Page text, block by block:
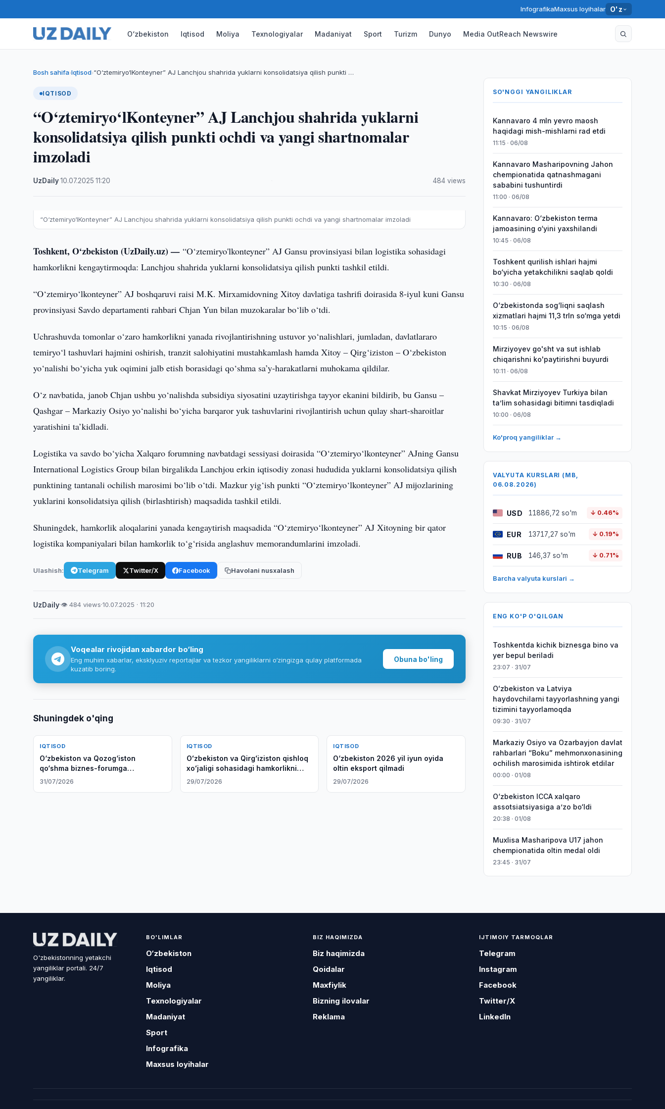
InfografikaMaxsus loyihalar O'z
O‘zbekiston Iqtisod Moliya Texnologiyalar Madaniyat Sport Turizm Dunyo Media OutReach Newswire
Bosh sahifa›Iqtisod›“O‘ztemiryo‘lKonteyner” AJ Lanchjou shahrida yuklarni konsolidatsiya qilish punkti …
IQTISOD
“O‘ztemiryo‘lKonteyner” AJ Lanchjou shahrida yuklarni
konsolidatsiya qilish punkti ochdi va yangi shartnomalar
imzoladi
UzDaily·10.07.2025 ·11:20 484 views
“O‘ztemiryo‘lKonteyner” AJ Lanchjou shahrida yuklarni konsolidatsiya qilish punkti ochdi va yangi shartnomalar imzoladi
Toshkent, O‘zbekiston (UzDaily.uz) —“O‘ztemiryo'lkonteyner” AJ Gansu provinsiyasi bilan logistika sohasidagi
hamkorlikni kengaytirmoqda: Lanchjou shahrida yuklarni konsolidatsiya qilish punkti tashkil etildi.
“O‘ztemiryo‘lkonteyner” AJ boshqaruvi raisi M.K. Mirxamidovning Xitoy davlatiga tashrifi doirasida 8-iyul kuni Gansu
provinsiyasi Savdo departamenti rahbari Chjan Yun bilan muzokaralar bo‘lib o‘tdi.
Uchrashuvda tomonlar o‘zaro hamkorlikni yanada rivojlantirishning ustuvor yo‘nalishlari, jumladan, davlatlararo
temiryo‘l tashuvlari hajmini oshirish, tranzit salohiyatini mustahkamlash hamda Xitoy – Qirg‘iziston – O‘zbekiston
yo‘nalishi bo‘yicha yuk oqimini jalb etish borasidagi qo‘shma sa’y-harakatlarni muhokama qildilar.
O‘z navbatida, janob Chjan ushbu yo‘nalishda subsidiya siyosatini uzaytirishga tayyor ekanini bildirib, bu Gansu –
Qashgar – Markaziy Osiyo yo‘nalishi bo‘yicha barqaror yuk tashuvlarini rivojlantirish uchun qulay shart-sharoitlar
yaratishini ta’kidladi.
Logistika va savdo bo‘yicha Xalqaro forumning navbatdagi sessiyasi doirasida “O‘ztemiryo‘lkonteyner” AJning Gansu
International Logistics Group bilan birgalikda Lanchjou erkin iqtisodiy zonasi hududida yuklarni konsolidatsiya qilish
punktining tantanali ochilish marosimi bo‘lib o‘tdi. Mazkur yig‘ish punkti “O‘ztemiryo‘lkonteyner” AJ mijozlarining
yuklarini konsolidatsiya qilish (birlashtirish) maqsadida tashkil etildi.
Shuningdek, hamkorlik aloqalarini yanada kengaytirish maqsadida “O‘ztemiryo‘lkonteyner” AJ Xitoyning bir qator
logistika kompaniyalari bilan hamkorlik to‘g‘risida anglashuv memorandumlarini imzoladi.
Ulashish: Telegram Twitter/X Facebook Havolani nusxalash
UzDaily·👁 484 views·10.07.2025 · 11:20
Voqealar rivojidan xabardor bo‘ling
Eng muhim xabarlar, eksklyuziv reportajlar va tezkor yangiliklarni o‘zingizga qulay platformada
kuzatib boring.
Obuna bo'ling
Shuningdek o'qing
IQTISOD
O‘zbekiston va Qozog‘iston
qo‘shma biznes-forumga
tayyorgarlik ko‘rmoqda
31/07/2026
IQTISOD
Oʻzbekiston va Qirgʻiziston qishloq
xoʻjaligi sohasidagi hamkorlikni
kengaytirmoqda
29/07/2026
IQTISOD
O‘zbekiston 2026 yil iyun oyida
oltin eksport qilmadi
29/07/2026
SO'NGGI YANGILIKLAR
Kannavaro 4 mln yevro maosh
haqidagi mish-mishlarni rad etdi
11:15 · 06/08
Kannavaro Masharipovning Jahon
chempionatida qatnashmagani
sababini tushuntirdi
11:00 · 06/08
Kannavaro: O‘zbekiston terma
jamoasining o‘yini yaxshilandi
10:45 · 06/08
Toshkent qurilish ishlari hajmi
bo‘yicha yetakchilikni saqlab qoldi
10:30 · 06/08
O‘zbekistonda sog‘liqni saqlash
xizmatlari hajmi 11,3 trln so‘mga yetdi
10:15 · 06/08
Mirziyoyev go'sht va sut ishlab
chiqarishni ko'paytirishni buyurdi
10:11 · 06/08
Shavkat Mirziyoyev Turkiya bilan
taʼlim sohasidagi bitimni tasdiqladi
10:00 · 06/08
Ko'proq yangiliklar →
VALYUTA KURSLARI (MB,
06.08.2026)
USD 11886,72 so'm ↓ 0.46%
EUR 13717,27 so'm ↓ 0.19%
RUB 146,37 so'm ↓ 0.71%
Barcha valyuta kurslari →
ENG KO'P O'QILGAN
Toshkentda kichik biznesga bino va
yer bepul beriladi
23:07 · 31/07
Oʻzbekiston va Latviya
haydovchilarni tayyorlashning yangi
tizimini tayyorlamoqda
09:30 · 31/07
Markaziy Osiyo va Ozarbayjon davlat
rahbarlari “Boku” mehmonxonasining
ochilish marosimida ishtirok etdilar
00:00 · 01/08
O‘zbekiston ICCA xalqaro
assotsiatsiyasiga aʼzo bo‘ldi
20:38 · 01/08
Muxlisa Masharipova U17 jahon
chempionatida oltin medal oldi
23:45 · 31/07
O'zbekistonning yetakchi
yangiliklar portali. 24/7
yangiliklar.
BO'LIMLAR
O‘zbekiston
Iqtisod
Moliya
Texnologiyalar
Madaniyat
Sport
Infografika
Maxsus loyihalar
BIZ HAQIMIZDA
Biz haqimizda
Qoidalar
Maxfiylik
Bizning ilovalar
Reklama
IJTIMOIY TARMOQLAR
Telegram
Instagram
Facebook
Twitter/X
LinkedIn